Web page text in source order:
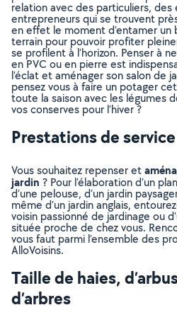
relation avec des particuliers, des
entrepreneurs qui se trouvent
en effet le moment d’entamer
terrain pour pouvoir profiter
se profilent à l’horizon. Penser à
en PVC ou en pierre est
l’éclat et aménager son salon de
pensez vous à faire un potager
toute la saison avec les légumes
vos conserves pour l’hiver ?
Prestations de
Vous souhaitez repenser et
jardin ? Pour l’élaboration d’un
d’une pelouse, d’un jardin
même d’un jardin anglais,
voisin passionné de jardinage ou
située proche de chez vous.
vous faut parmi l’ensemble des
AlloVoisins.
Taille de haies,
d’arbres